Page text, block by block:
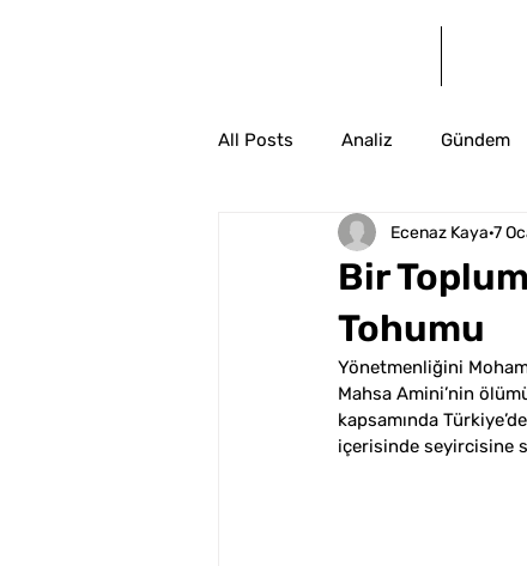
All Posts Analiz Gündem
Bir
Tohumu
Ecenaz Kaya 7
Yönetmenliğini
Mahsa Amini’nin
kapsamında
içerisinde seyircisine